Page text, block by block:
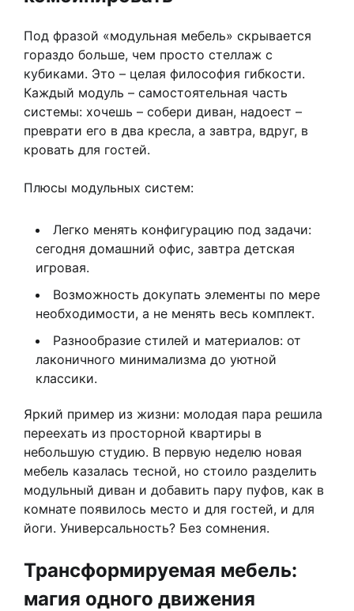
Под фразой «модульная мебель» скрывается
гораздо больше, чем просто стеллаж с
кубиками. Это – целая философия гибкости.
Каждый модуль – самостоятельная часть
системы: хочешь – собери диван, надоест –
преврати его в два кресла, а завтра, вдруг, в
кровать для гостей.
Плюсы модульных систем:
Легко менять конфигурацию под задачи:
сегодня домашний офис, завтра детская
игровая.
Возможность докупать элементы по мере
необходимости, а не менять весь комплект.
Разнообразие стилей и материалов: от
лаконичного минимализма до уютной
классики.
Яркий пример из жизни: молодая пара решила
переехать из просторной квартиры в
небольшую студию. В первую неделю новая
мебель казалась тесной, но стоило разделить
модульный диван и добавить пару пуфов, как в
комнате появилось место и для гостей, и для
йоги. Универсальность? Без сомнения.
Трансформируемая мебель:
магия одного движения